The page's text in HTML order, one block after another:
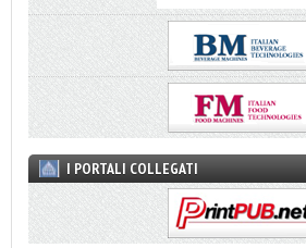
I PORTALI COLLEGATI